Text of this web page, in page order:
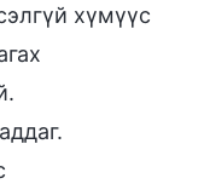
хүмүүс